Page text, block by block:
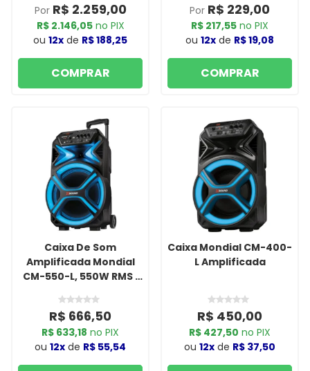
PorR$ 2.259,00
R$ 2.146,05no PIX
ou 12x de R$ 188,25
COMPRAR
Por R$ 229,00
R$ 217,55 no PIX
ou 12x de R$ 19,08
COMPRAR
Caixa De Som
Amplificada Mondial
CM-550-L, 550W RMS ,
R$ 666,50
R$ 633,18 no PIX
ou 12x de R$ 55,54
Caixa Mondial CM-400-
L Amplificada
R$ 450,00
R$ 427,50 no PIX
ou 12x de R$ 37,50